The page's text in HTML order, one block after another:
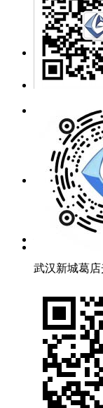
134 0715
138 0716
零件采购：
询价邮箱：
工作时间：
周一~周五
武汉新城葛